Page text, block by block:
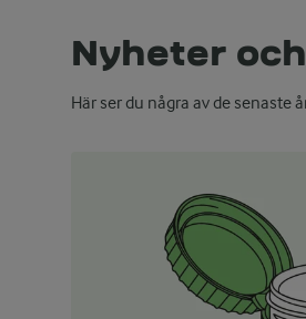
Nyheter
Här ser du några av de senaste